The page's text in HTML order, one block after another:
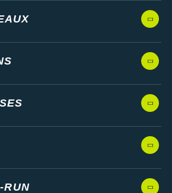
RUN